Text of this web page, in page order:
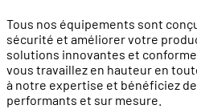
Tous nos équipements sont
sécurité et améliorer votre
solutions innovantes et
vous travaillez en hauteur en
à notre expertise et bénéficiez
performants et sur mesure.